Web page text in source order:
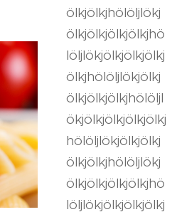
ölkjölkjhölöljlökj
ölkjölkjölkjölkjhö
löljlökjölkjölkjölkj
ölkjhölöljlökjölkj
ölkjölkjölkjhölöljl
ökjölkjölkjölkjölkj
hölöljlökjölkjölkj
ölkjölkjhölöljlökj
ölkjölkjölkjölkjhö
löljlökjölkjölkjölkj